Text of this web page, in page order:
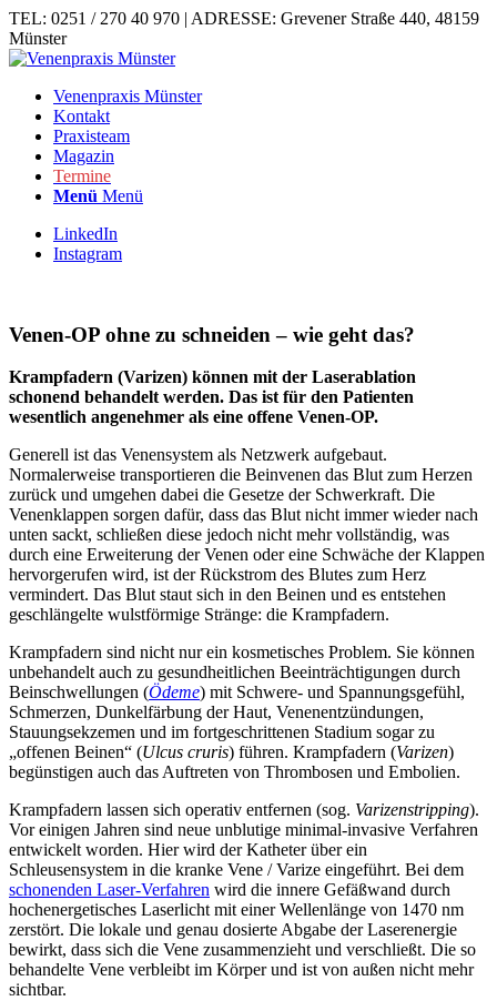
TEL: 0251 / 270 40 970 | ADRESSE: Grevener Straße 440, 48159
Münster
Venenpraxis Münster
Kontakt
Praxisteam
Magazin
Termine
Menü Menü
LinkedIn
Instagram
Venen-OP ohne zu schneiden – wie geht das?
Krampfadern (Varizen) können mit der Laserablation
schonend behandelt werden. Das ist für den Patienten
wesentlich angenehmer als eine offene Venen-OP.
Generell ist das Venensystem als Netzwerk aufgebaut.
Normalerweise transportieren die Beinvenen das Blut zum Herzen
zurück und umgehen dabei die Gesetze der Schwerkraft. Die
Venenklappen sorgen dafür, dass das Blut nicht immer wieder nach
unten sackt, schließen diese jedoch nicht mehr vollständig, was
durch eine Erweiterung der Venen oder eine Schwäche der Klappen
hervorgerufen wird, ist der Rückstrom des Blutes zum Herz
vermindert. Das Blut staut sich in den Beinen und es entstehen
geschlängelte wulstförmige Stränge: die Krampfadern.
Krampfadern sind nicht nur ein kosmetisches Problem. Sie können
unbehandelt auch zu gesundheitlichen Beeinträchtigungen durch
Beinschwellungen (Ödeme) mit Schwere- und Spannungsgefühl,
Schmerzen, Dunkelfärbung der Haut, Venenentzündungen,
Stauungsekzemen und im fortgeschrittenen Stadium sogar zu
„offenen Beinen“ (Ulcus cruris) führen. Krampfadern (Varizen)
begünstigen auch das Auftreten von Thrombosen und Embolien.
Krampfadern lassen sich operativ entfernen (sog. Varizenstripping).
Vor einigen Jahren sind neue unblutige minimal-invasive Verfahren
entwickelt worden. Hier wird der Katheter über ein
Schleusensystem in die kranke Vene / Varize eingeführt. Bei dem
schonenden Laser-Verfahren wird die innere Gefäßwand durch
hochenergetisches Laserlicht mit einer Wellenlänge von 1470 nm
zerstört. Die lokale und genau dosierte Abgabe der Laserenergie
bewirkt, dass sich die Vene zusammenzieht und verschließt. Die so
behandelte Vene verbleibt im Körper und ist von außen nicht mehr
sichtbar.